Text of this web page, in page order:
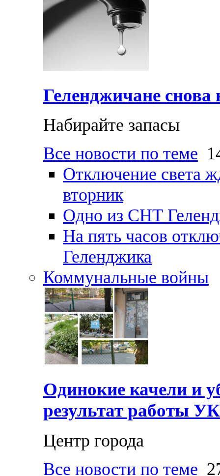
Геленджичане снова
Набирайте запасы
Все новости по теме
Отключение света
вторник
Одно из СНТ
На пять часов
Геленджика
Коммунальные войны
Одинокие качели и
результат работы
Центр города
Все новости по теме